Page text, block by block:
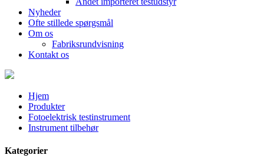
Nyheder
Ofte stillede spørgsmål
Om os
Fabriksrundvisning
Kontakt os
Hjem
Produkter
Fotoelektrisk testinstrument
Instrument tilbehør
Kategorier